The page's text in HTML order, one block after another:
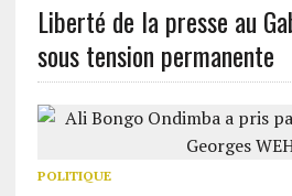
Liberté de la presse au
sous tension permanente
POLITIQUE